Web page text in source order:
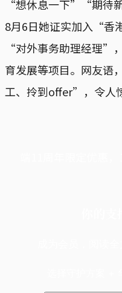
“想休息一下”“期待
8月6日她证实加入“香
“对外事务助理经理”
育发展等项目。网友语
工、拎到offer”，令人